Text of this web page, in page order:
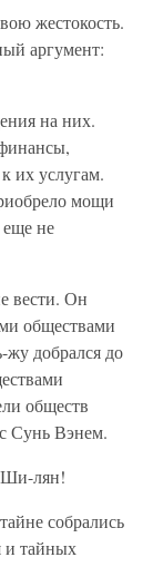
жестокость.
аргумент:
на них.
их услугам.
мощи
еще не
вести. Он
обществами
добрался до
обществ
Сунь Вэнем.
Ши-лян!
собрались
и тайных